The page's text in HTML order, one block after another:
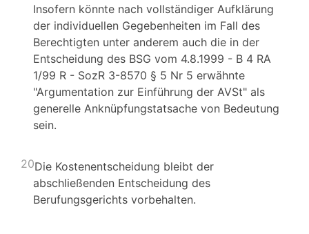
Insofern könnte nach vollständiger Aufklärung
der individuellen Gegebenheiten im Fall des
Berechtigten unter anderem auch die in der
Entscheidung des BSG vom 4.8.1999 - B 4 RA
1/99 R - SozR 3-8570 § 5 Nr 5 erwähnte
"Argumentation zur Einführung der AVSt" als
generelle Anknüpfungstatsache von Bedeutung
sein.
20Die Kostenentscheidung bleibt der
abschließenden Entscheidung des
Berufungsgerichts vorbehalten.